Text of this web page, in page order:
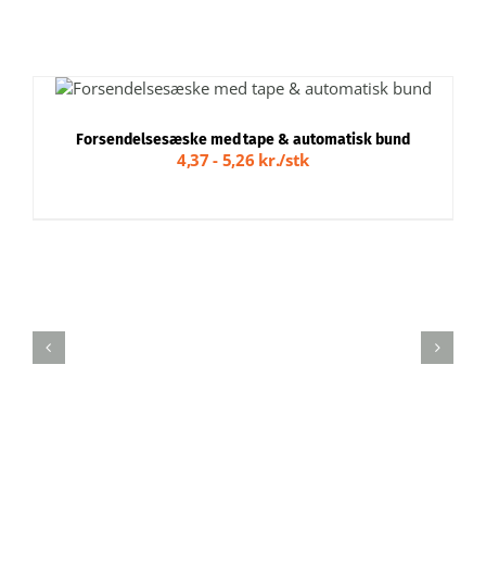
VÆLG MULIGHEDER
DETTE
VARE
FLERE
VARIANTER.
/
Forsendelsesæske med tape & automatisk bund
4,37 - 5,26 kr./stk